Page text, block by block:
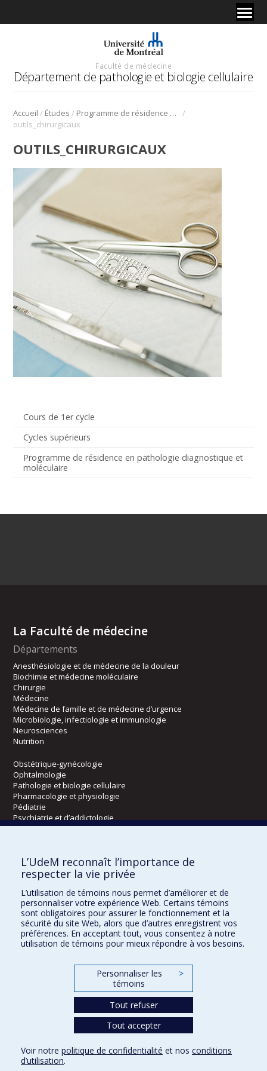
Faculté de médecine
Département de pathologie et biologie cellulaire
Accueil / Études / Programme de résidence en pathologie diagnostique et moléculaire
/
outils_chirurgicaux
Cours de 1er cycle
Cycles supérieurs
Programme de résidence en pathologie diagnostique et
moléculaire
OUTILS_CHIRURGICAUX
La Faculté de médecine
Départements
Anesthésiologie et de médecine de la douleur
Biochimie et médecine moléculaire
Chirurgie
Médecine
Médecine de famille et de médecine d’urgence
Microbiologie, infectiologie et immunologie
Neurosciences
Nutrition
Obstétrique-gynécologie
Ophtalmologie
Pathologie et biologie cellulaire
Pharmacologie et physiologie
Pédiatrie
Psychiatrie et d’addictologie
Radiologie, radio-oncologie et médecine nucléaire
Écoles
Orthophonie et audiologie
Réadaptation
Directions
Confidentialité Conditions d’utilisation Paramètres des témoins
L’UdeM reconnaît l’importance de
respecter la vie privée
L’utilisation de témoins nous permet d’améliorer et de
personnaliser votre expérience Web. Certains témoins
sont obligatoires pour assurer le fonctionnement et la
sécurité du site Web, alors que d’autres enregistrent vos
préférences. En acceptant tout, vous consentez à notre
utilisation de témoins pour mieux répondre à vos besoins.
Personnaliser les
témoins
>
Tout refuser
Tout accepter
Voir notre politique de confidentialité et nos conditions
d’utilisation.